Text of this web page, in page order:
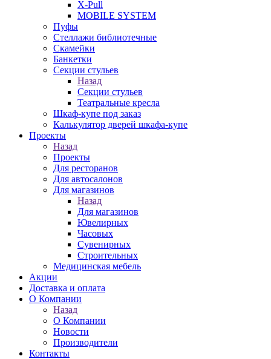
X-Pull
MOBILE SYSTEM
Пуфы
Стеллажи библиотечные
Скамейки
Банкетки
Секции стульев
Назад
Секции стульев
Театральные кресла
Шкаф-купе под заказ
Калькулятор дверей шкафа-купе
Проекты
Назад
Проекты
Для ресторанов
Для автосалонов
Для магазинов
Назад
Для магазинов
Ювелирных
Часовых
Сувенирных
Строительных
Медицинская мебель
Акции
Доставка и оплата
О Компании
Назад
О Компании
Новости
Производители
Контакты